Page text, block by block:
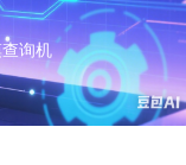
询机